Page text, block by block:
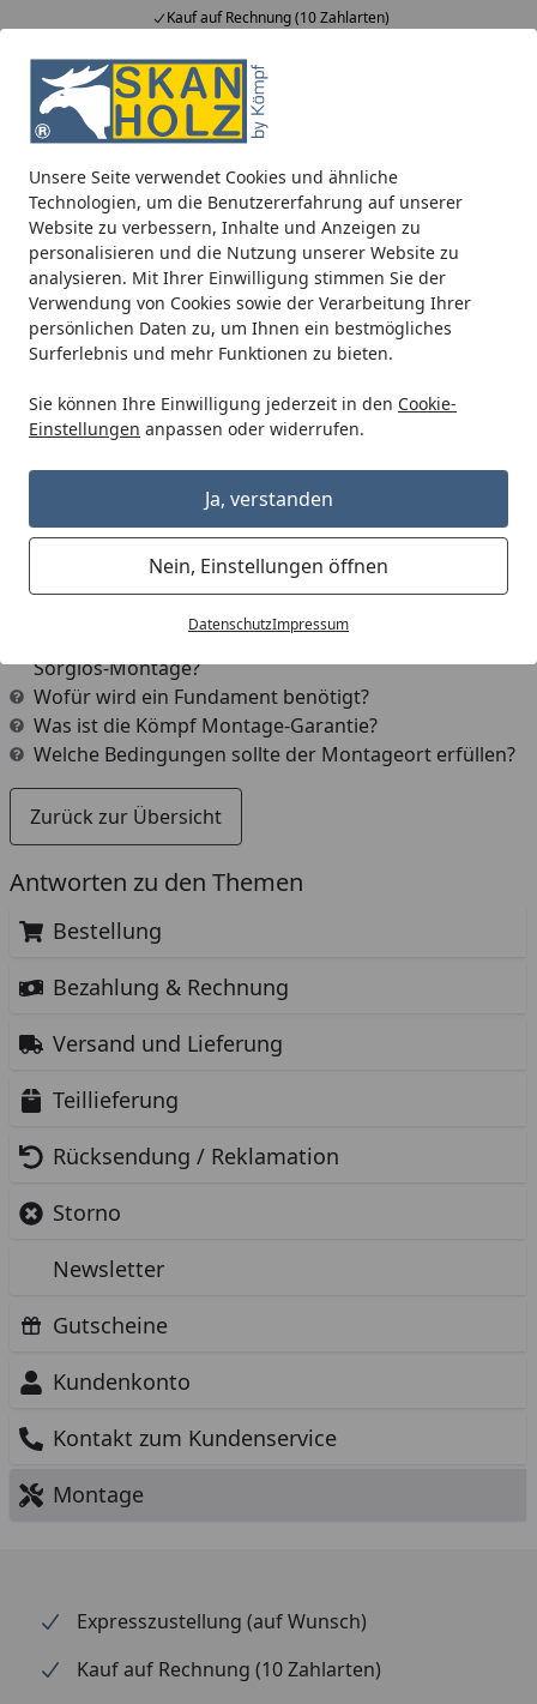
Unsere Seite verwendet Cookies und ähnliche
Technologien, um die Benutzererfahrung auf unserer
Website zu verbessern, Inhalte und Anzeigen zu
personalisieren und die Nutzung unserer Website zu
analysieren. Mit Ihrer Einwilligung stimmen Sie der
Verwendung von Cookies sowie der Verarbeitung Ihrer
persönlichen Daten zu, um Ihnen ein bestmögliches
Surferlebnis und mehr Funktionen zu bieten.
Sie können Ihre Einwilligung jederzeit in den Cookie-
Einstellungen anpassen oder widerrufen.
Ja, verstanden
Nein, Einstellungen öffnen
DatenschutzImpressum
Kauf auf Rechnung (10 Zahlarten)
Alle Produkte
Mein Konto
Suchen
Startseite
Wo kann montiert werden?
Antworten zu den Themen
Bestellung
Bezahlung & Rechnung
Versand und Lieferung
Teillieferung
Rücksendung / Reklamation
Storno
Newsletter
Gutscheine
Kundenkonto
Kontakt zum Kundenservice
Montage
Wo kann montiert werden?
Wir montieren bundesweit und im grenznahen Ausland
zum günstigen Festpreis für Sie, außer auf Inseln.
Hier erfahren Sie alles Wissenswerte rund um unseren
Weitere Fragen aus dem Bereich
Was ist der Montageservice?
Wann erfolgt die Montage?
Was ist der Unterschied zwischen der Profi- und der
Sorglos-Montage?
Wofür wird ein Fundament benötigt?
Was ist die Kömpf Montage-Garantie?
Welche Bedingungen sollte der Montageort erfüllen?
Zurück zur Übersicht
Expresszustellung (auf Wunsch)
Kauf auf Rechnung (10 Zahlarten)